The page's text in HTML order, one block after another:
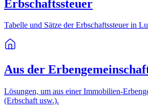
Erbschaftssteuer
Tabelle und Sätze der Erbschaftssteuer in
Aus der
Lösungen, um aus einer Immobilien-
(Erbschaft usw.).